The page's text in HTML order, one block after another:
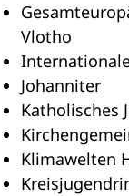
Vlotho
Johanniter
Katholisches
Klimawelten